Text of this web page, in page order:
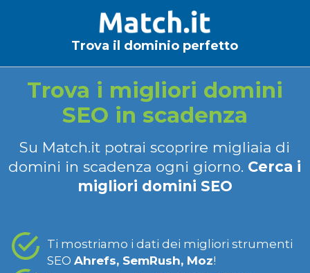
Trova il dominio perfetto
Trova i migliori domini
SEO in scadenza
Su Match.it potrai scoprire migliaia di
domini in scadenza ogni giorno. Cerca i
migliori domini SEO
Ti mostriamo i dati dei migliori strumenti
SEO Ahrefs, SemRush, Moz!